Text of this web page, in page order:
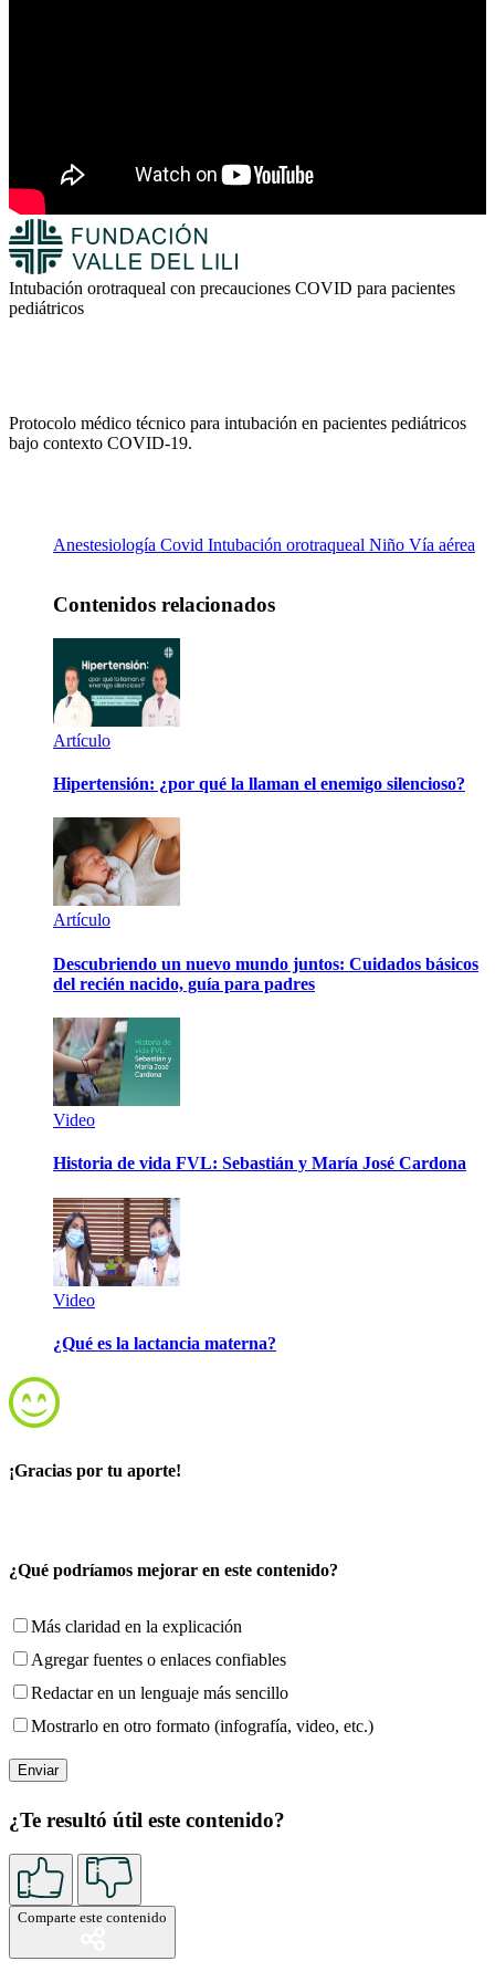
Intubación orotraqueal con precauciones COVID para pacientes
pediátricos
Protocolo médico técnico para intubación en pacientes pediátricos
bajo contexto COVID-19.
Anestesiología Covid Intubación orotraqueal Niño Vía aérea
Contenidos relacionados
Artículo
Hipertensión: ¿por qué la llaman el enemigo silencioso?
Artículo
Descubriendo un nuevo mundo juntos: Cuidados básicos
del recién nacido, guía para padres
Video
Historia de vida FVL: Sebastián y María José Cardona
Video
¿Qué es la lactancia materna?
¡Gracias por tu aporte!
¿Qué podríamos mejorar en este contenido?
Más claridad en la explicación
Agregar fuentes o enlaces confiables
Redactar en un lenguaje más sencillo
Mostrarlo en otro formato (infografía, video, etc.)
¿Te resultó útil este contenido?
Comparte este contenido